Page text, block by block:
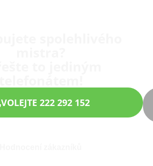
VOLEJTE 222 292 152